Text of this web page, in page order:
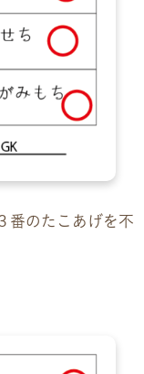
番のたこあげを不